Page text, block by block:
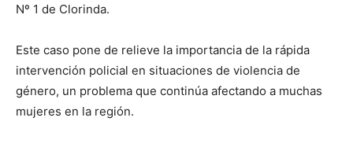
Nº 1 de Clorinda.
Este caso pone de relieve la importancia de la rápida
intervención policial en situaciones de violencia de
género, un problema que continúa afectando a muchas
mujeres en la región.